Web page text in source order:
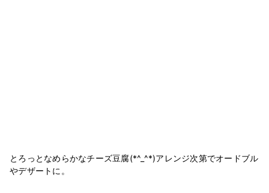
とろっとなめらかなチーズ豆腐(*^_^*)アレンジ次第でオードブル
やデザートに。